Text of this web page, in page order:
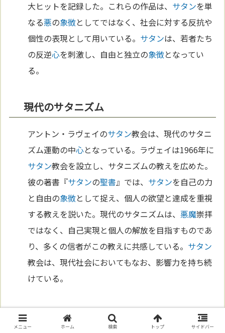
大ヒットを記録した。これらの作品は、 サタンを単
なる悪の象徴としてではなく、社会に対する反抗や
個性の表現として用いている。 サタンは、若者たち
の反逆心を刺激し、自由と独立の象徴となってい
る。
現代のサタニズム
アントン・ラヴェイのサタン教会は、現代のサタニ
ズム運動の中心となっている。ラヴェイは1966年に
サタン教会を設立し、サタニズムの教えを広めた。
彼の著書『サタンの聖書』では、 サタンを自己の力
と自由の象徴として捉え、個人の欲望と達成を重視
する教えを説いた。現代のサタニズムは、悪魔崇拝
ではなく、自己実現と個人の解放を目指すものであ
り、多くの信者がこの教えに共感している。 サタン
教会は、現代社会においてもなお、影響力を持ち続
けている。
サタンとメディア
メニュー ホーム 検索 トップ サイドバー